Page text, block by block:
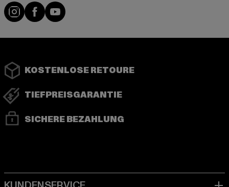
Instagram
FacebookYouTube
KOSTENLOSE RETOURE
TIEFPREISGARANTIE
SICHERE BEZAHLUNG